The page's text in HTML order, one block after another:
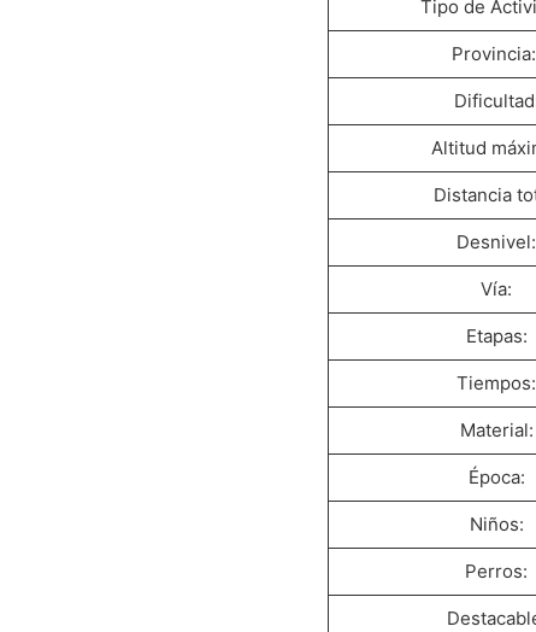
Tipo de
Altitud
Distancia
Desnivel:
Vía:
Etapas:
Tiempos:
Material:
Época:
Niños:
Perros: